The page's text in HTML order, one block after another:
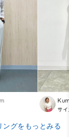
サ
ングをもっとみる